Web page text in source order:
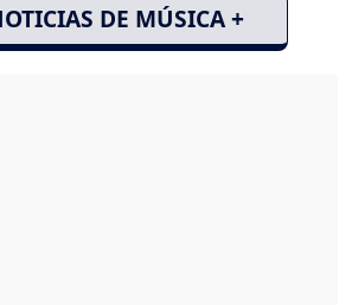
DE MÚSICA +